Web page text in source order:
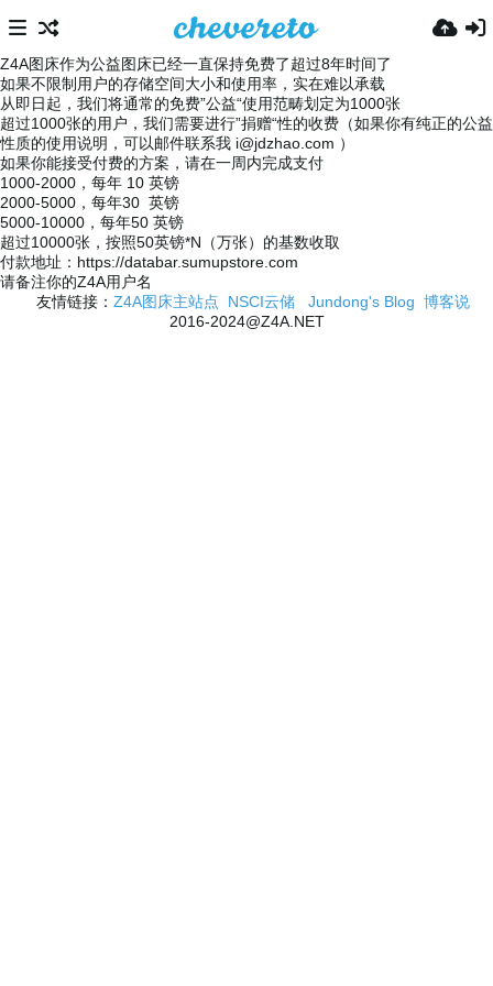
Z4A图床作为公益图床已经一直保持免费了超过8年时间了
如果不限制用户的存储空间大小和使用率，实在难以承载
从即日起，我们将通常的免费”公益“使用范畴划定为1000张
超过1000张的用户，我们需要进行”捐赠“性的收费（如果你有纯正的公益
性质的使用说明，可以邮件联系我 i@jdzhao.com ）
如果你能接受付费的方案，请在一周内完成支付
1000-2000，每年 10 英镑
2000-5000，每年30 英镑
5000-10000，每年50 英镑
超过10000张，按照50英镑*N（万张）的基数收取
付款地址：https://databar.sumupstore.com
请备注你的Z4A用户名
友情链接： Z4A图床主站点 NSCI云储 Jundong's Blog 博客说
2016-2024@Z4A.NET